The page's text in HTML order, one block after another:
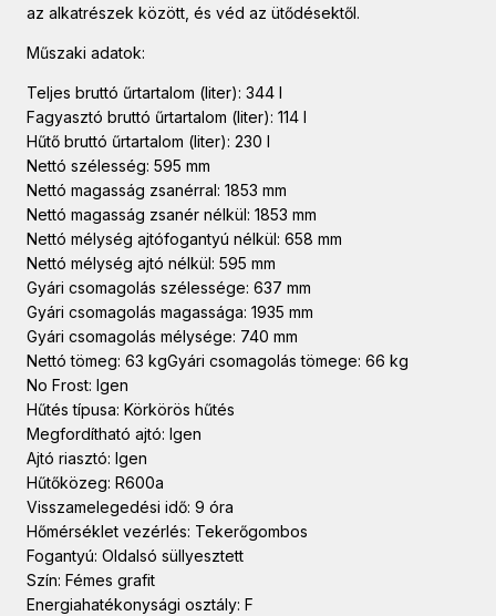
az alkatrészek között, és véd az ütődésektől.
Műszaki adatok:
Teljes bruttó űrtartalom (liter): 344 l
Fagyasztó bruttó űrtartalom (liter): 114 l
Hűtő bruttó űrtartalom (liter): 230 l
Nettó szélesség: 595 mm
Nettó magasság zsanérral: 1853 mm
Nettó magasság zsanér nélkül: 1853 mm
Nettó mélység ajtófogantyú nélkül: 658 mm
Nettó mélység ajtó nélkül: 595 mm
Gyári csomagolás szélessége: 637 mm
Gyári csomagolás magassága: 1935 mm
Gyári csomagolás mélysége: 740 mm
Nettó tömeg: 63 kgGyári csomagolás tömege: 66 kg
No Frost: Igen
Hűtés típusa: Körkörös hűtés
Megfordítható ajtó: Igen
Ajtó riasztó: Igen
Hűtőközeg: R600a
Visszamelegedési idő: 9 óra
Hőmérséklet vezérlés: Tekerőgombos
Fogantyú: Oldalsó süllyesztett
Szín: Fémes grafit
Energiahatékonysági osztály: F